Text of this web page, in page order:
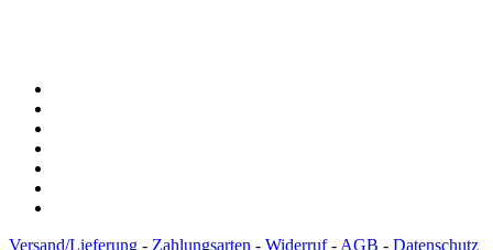
Versand/Lieferung - Zahlungsarten - Widerruf- AGB - Datenschutz